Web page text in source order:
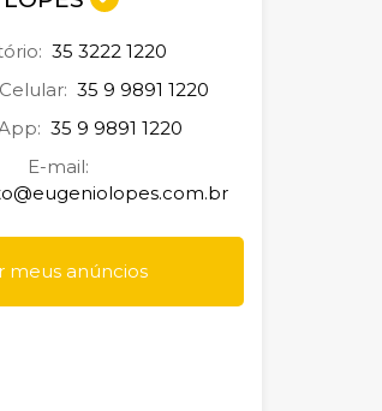
35 3222 1220
35 9 9891 1220
35 9 9891 1220
E-mail:
meus anúncios